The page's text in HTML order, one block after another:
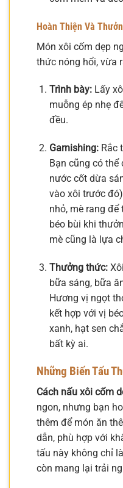
Hoàn Thiện Và
Món xôi cốm dẹp
thức nóng hổi, vừa
Trình bày:Lấy
muỗng ép nhẹ
đều.
Garnishing:Rắc
Bạn cũng có thể
nước cốt dừa
vào xôi trước
nhỏ, mè rang
béo bùi khi
mè cũng là lựa
Thưởng thức:
bữa sáng, bữa
Hương vị ngọt
kết hợp với vị
xanh, hạt sen
bất kỳ ai.
Những Biến Tấu
Cách nấu xôi cốm
ngon, nhưng bạn
thêm để món ăn
dẫn, phù hợp với
tấu này không chỉ
còn mang lại trải